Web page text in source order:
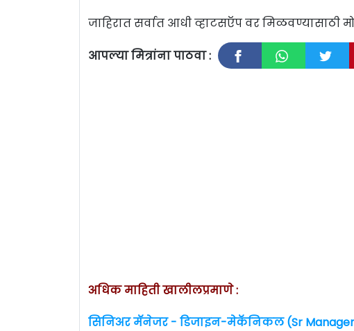
जाहिरात सर्वात आधी व्हाटसऍप वर मिळवण्यासाठी
आपल्या मित्रांना पाठवा :
अधिक माहिती खालीलप्रमाणे :
सिनिअर मॅनेजर - डिजाइन-मेकॅनिकल (Sr Manager